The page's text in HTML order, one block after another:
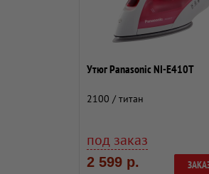
Утюг Panasonic NI-E410T
2100 / титан
под заказ
2 599 р.